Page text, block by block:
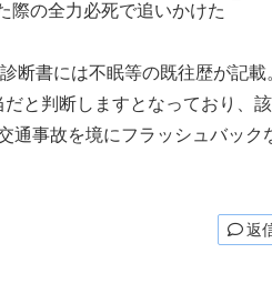
際の全力必死で追いかけた
断書には不眠等の既往歴が記載
と判断しますとなっており、該
通事故を境にフラッシュバック
返